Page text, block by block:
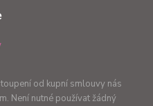
od kupní smlouvy nás
Není nutné používat žádný